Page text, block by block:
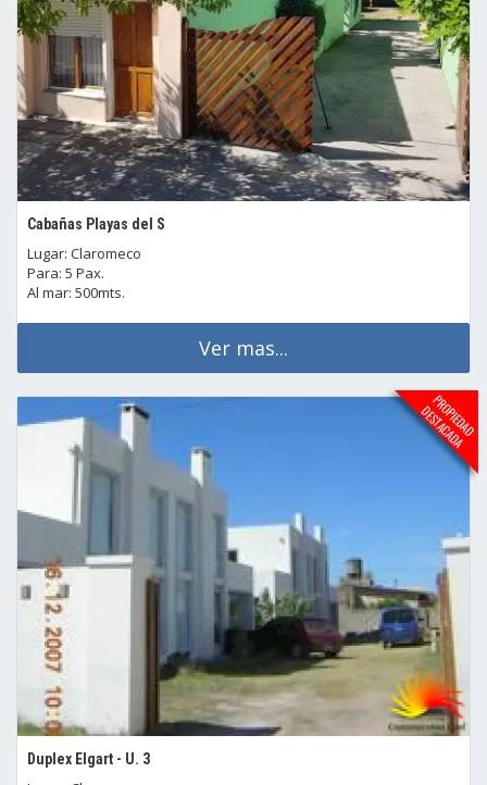
Cabañas Playas del S
Lugar: Claromeco
Para: 5 Pax.
Al mar: 500mts.
Ver mas...
Duplex Elgart - U. 3